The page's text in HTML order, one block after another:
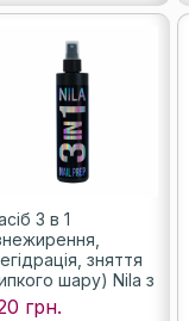
3 в 1
зняття
шару) Nila з
250
грн.